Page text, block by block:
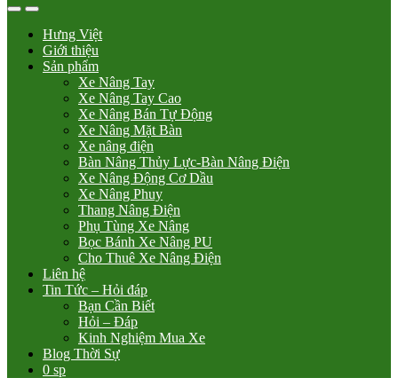
Hưng Việt
Giới thiệu
Sản phẩm
Xe Nâng Tay
Xe Nâng Tay Cao
Xe Nâng Bán Tự Động
Xe Nâng Mặt Bàn
Xe nâng điện
Bàn Nâng Thủy Lực-Bàn Nâng Điện
Xe Nâng Động Cơ Dầu
Xe Nâng Phuy
Thang Nâng Điện
Phụ Tùng Xe Nâng
Bọc Bánh Xe Nâng PU
Cho Thuê Xe Nâng Điện
Liên hệ
Tin Tức – Hỏi đáp
Bạn Cần Biết
Hỏi – Đáp
Kinh Nghiệm Mua Xe
Blog Thời Sự
0 sp